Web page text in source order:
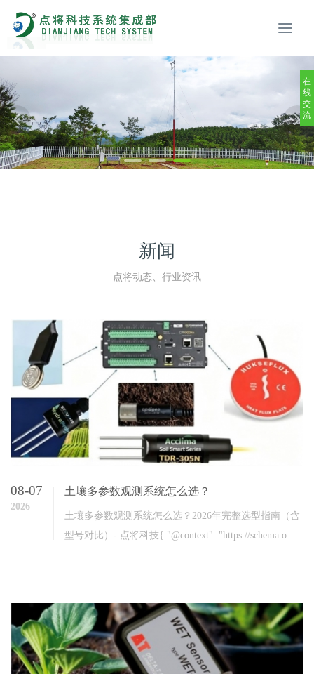
新闻
点将动态、行业资讯
08-07
2026
土壤多参数观测系统怎么选？
土壤多参数观测系统怎么选？2026年完整选型指南（含
型号对比）- 点将科技{ "@context": "https://schema.o..
在
线
交
流